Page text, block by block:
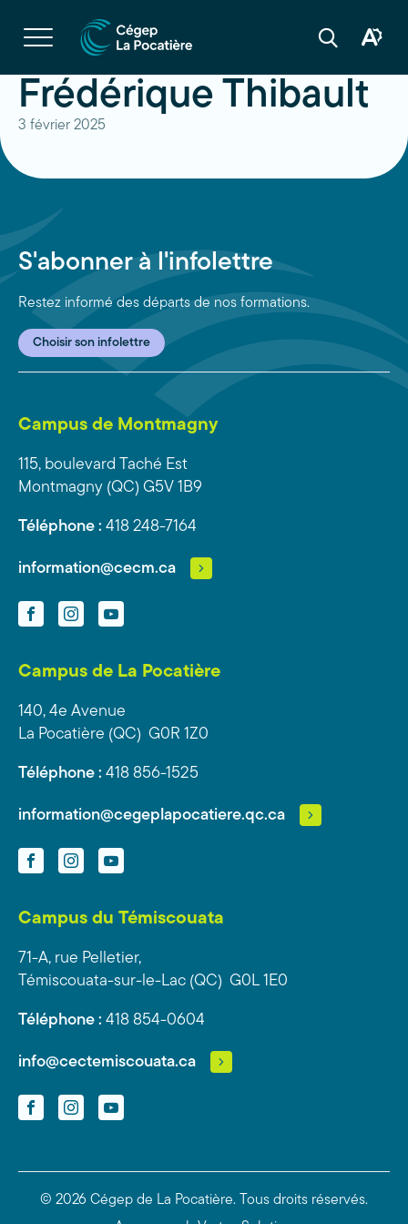
Ouvrir
la
navigation
site
Ouvrir
de
recherche
Ouvrir
Frédérique Thibault
3 février 2025
S'abonner à l'infolettre
Restez informé des départs de nos formations.
Choisir son infolettre
Campus de Montmagny
115, boulevard Taché Est
Montmagny (QC) G5V 1B9
Téléphone : 418 248-7164
information@cecm.ca
FacebookInstagramYouTube
Campus de La Pocatière
140, 4e Avenue
La Pocatière (QC) G0R 1Z0
Téléphone : 418 856-1525
information@cegeplapocatiere.qc.ca
FacebookInstagramYouTube
Campus du Témiscouata
71-A, rue Pelletier,
Témiscouata-sur-le-Lac (QC) G0L 1E0
Téléphone : 418 854-0604
info@cectemiscouata.ca
FacebookInstagramYouTube
© 2026 Cégep de La Pocatière.
Tous droits réservés.